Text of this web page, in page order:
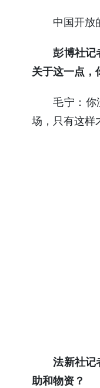
中国开放
彭博社记
关于这一点，
毛宁： 你
场，只有这样
法新社记
助和物资？